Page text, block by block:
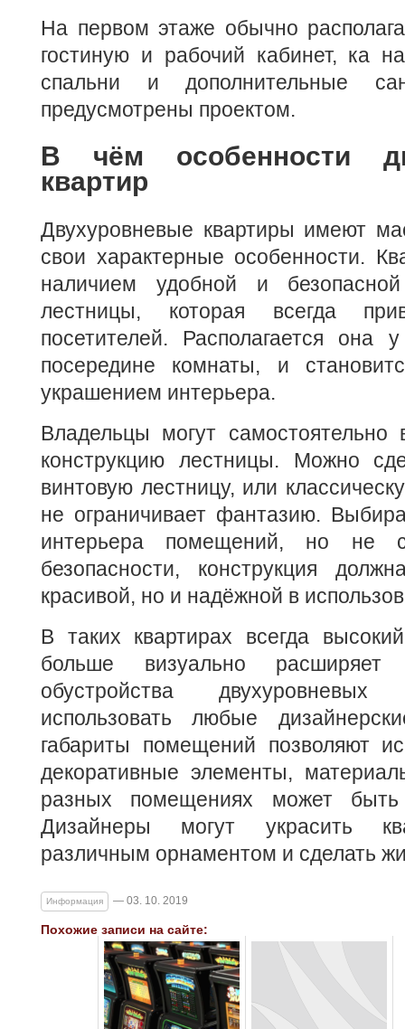
На первом этаже обычно
гостиную и рабочий кабинет, ка
спальни и дополнительные
предусмотрены проектом.
В чём особенности
квартир
Двухуровневые квартиры имеют
свои характерные особенности.
наличием удобной и
лестницы, которая всегда
посетителей. Располагается
посередине комнаты, и
украшением интерьера.
Владельцы могут
конструкцию лестницы. Можно
винтовую лестницу, или
не ограничивает фантазию.
интерьера помещений, но не
безопасности, конструкция
красивой, но и надёжной в
В таких квартирах всегда
больше визуально
обустройства
использовать любые
габариты помещений позволяют
декоративные элементы,
разных помещениях может быть
Дизайнеры могут украсить
различным орнаментом и сделать
Информация — 03. 10. 2019
Похожие записи на сайте: